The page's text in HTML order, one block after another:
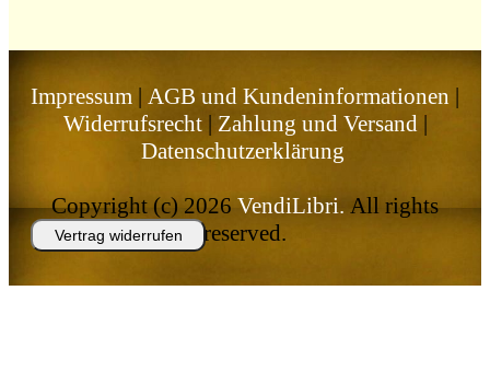
Impressum | AGB und Kundeninformationen |
Widerrufsrecht| Zahlung und Versand|
Datenschutzerklärung
Copyright (c) 2026 VendiLibri. All rights
reserved.
Vertrag widerrufen